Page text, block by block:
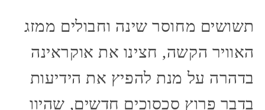
תשושים מחוסר שינה וחבולים ממזג
האוויר הקשה, חצינו את אוקראינה
בדהרה על מנת להפיץ את הידיעות
בדבר פרוץ סכסוכים חדשים, שהיוו